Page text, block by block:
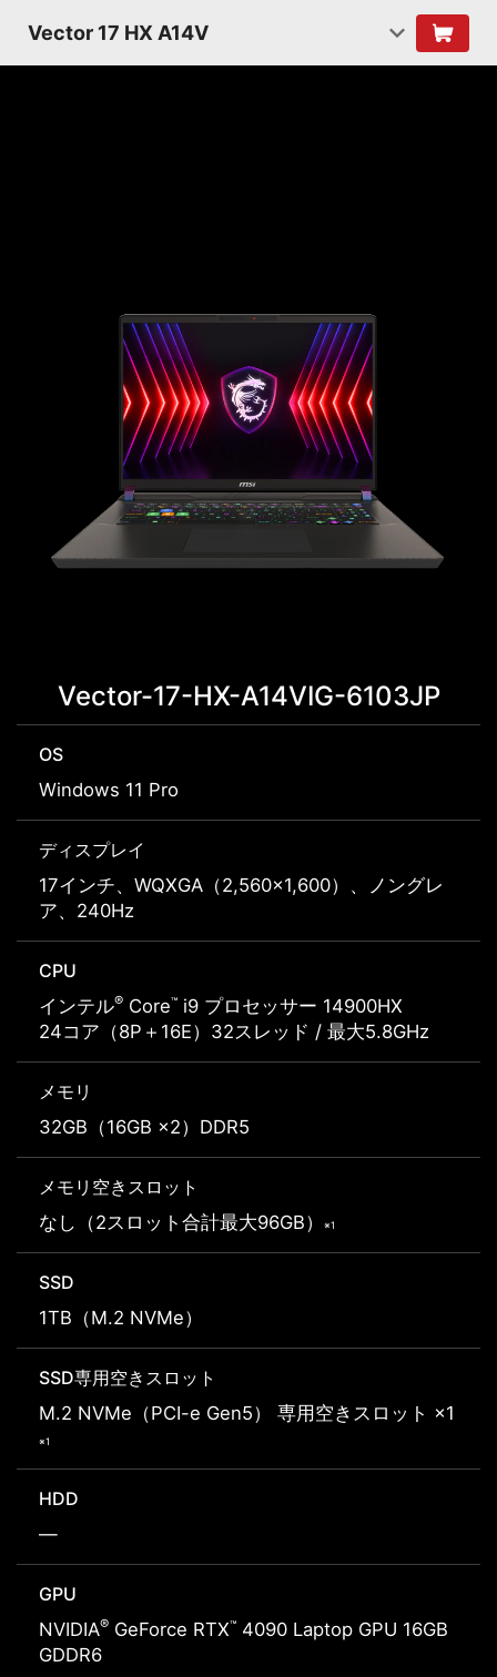
Vector 17 HX A14V
Vector-17-HX-A14VIG-6103JP
OS
Windows 11 Pro
ディスプレイ
17インチ、WQXGA（2,560×1,600）、ノングレ
ア、240Hz
CPU
インテル® Core™ i9 プロセッサー 14900HX
24コア（8P＋16E）32スレッド / 最大5.8GHz
メモリ
32GB（16GB ×2）DDR5
メモリ空きスロット
なし（2スロット合計最大96GB）
※1
SSD
1TB（M.2 NVMe）
SSD専用空きスロット
M.2 NVMe（PCI-e Gen5） 専用空きスロット ×1
※1
HDD
―
GPU
NVIDIA® GeForce RTX™ 4090 Laptop GPU 16GB
GDDR6